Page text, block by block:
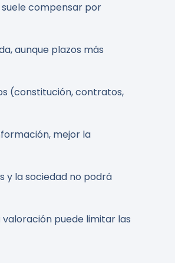
compensar por
aunque plazos más
(constitución, contratos,
mejor la
y la sociedad no podrá
puede limitar las